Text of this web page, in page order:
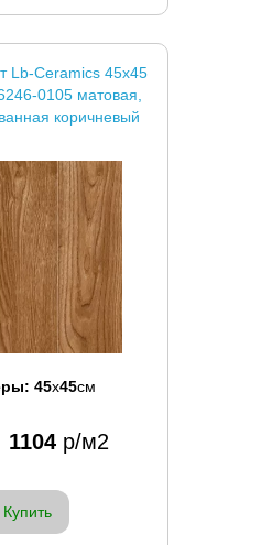
Lb-Ceramics 45x45
0105 матовая,
коричневый
45x45см
1104р/м2
Купить